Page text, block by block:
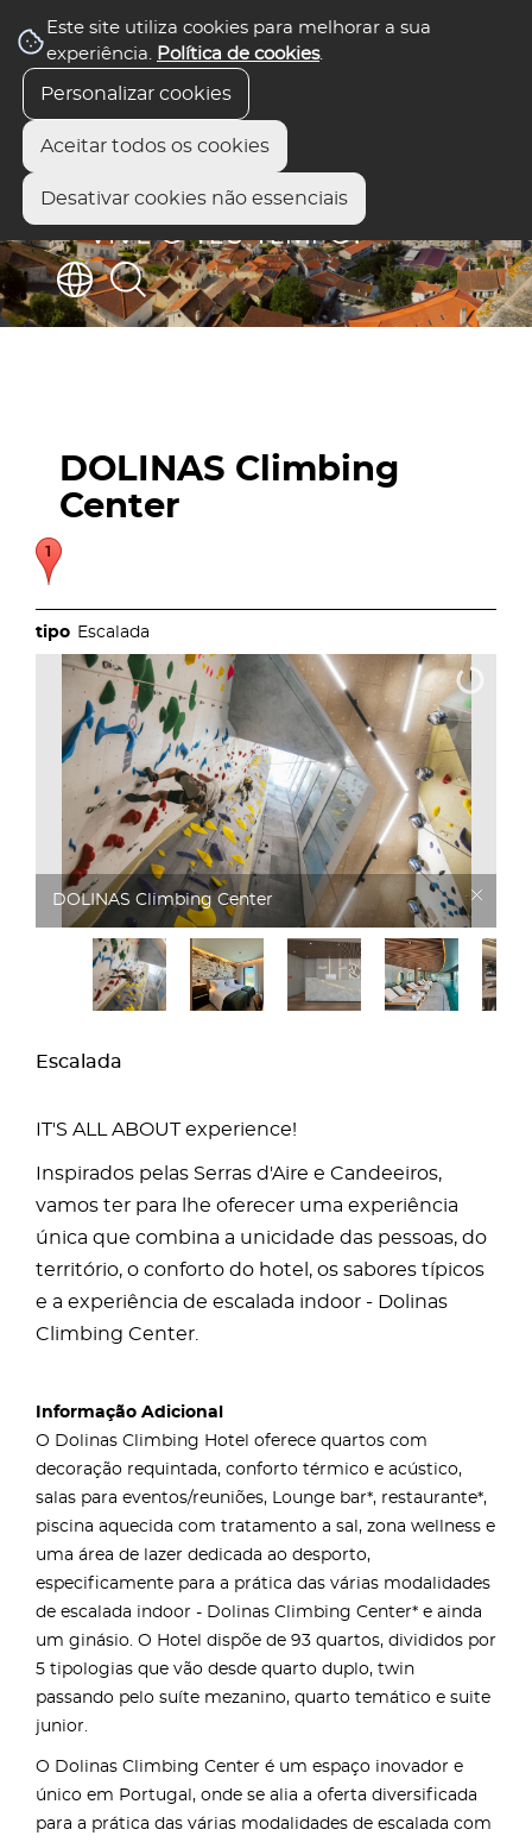
Este site utiliza cookies para melhorar a sua
experiência. Política de cookies.
Personalizar cookies
Aceitar todos os cookies
Desativar cookies não essenciais
DOLINAS Climbing
Center
Escalada
DOLINAS Climbing Hotel
Escalada
IT'S ALL ABOUT experience!
Inspirados pelas Serras d'Aire e Candeeiros,
vamos ter para lhe oferecer uma experiência
única que combina a unicidade das pessoas, do
território, o conforto do hotel, os sabores típicos
e a experiência de escalada indoor - Dolinas
Climbing Center.
Informação Adicional
O Dolinas Climbing Hotel oferece quartos com
decoração requintada, conforto térmico e acústico,
salas para eventos/reuniões, Lounge bar*, restaurante*,
piscina aquecida com tratamento a sal, zona wellness e
uma área de lazer dedicada ao desporto,
especificamente para a prática das várias modalidades
de escalada indoor - Dolinas Climbing Center* e ainda
um ginásio. O Hotel dispõe de 93 quartos, divididos por
5 tipologias que vão desde quarto duplo, twin
passando pelo suíte mezanino, quarto temático e suite
junior.
O Dolinas Climbing Center é um espaço inovador e
único em Portugal, onde se alia a oferta diversificada
para a prática das várias modalidades de escalada com